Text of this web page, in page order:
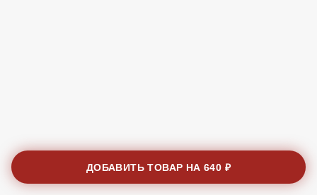
ДОБАВИТЬ ТОВАР НА640 ₽